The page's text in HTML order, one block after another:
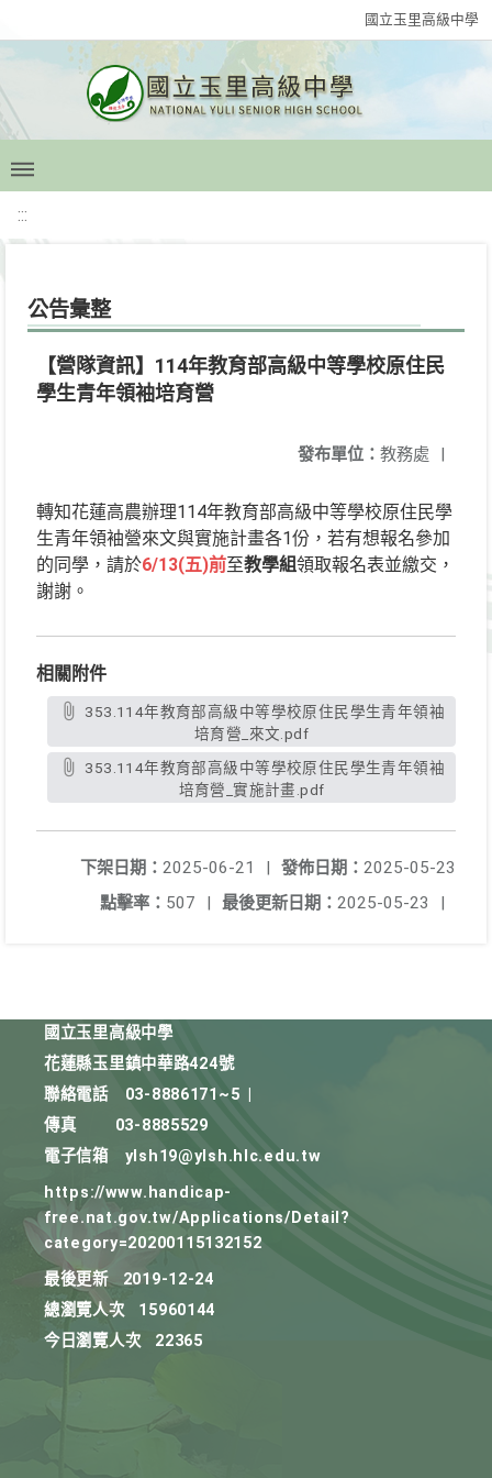
國立玉里高級中學
:::
公告彙整
【營隊資訊】114年教育部高級中等學校原住民
學生青年領袖培育營
發布單位： 教務處 |
轉知花蓮高農辦理114年教育部高級中等學校原住民學
生青年領袖營來文與實施計畫各1份，若有想報名參加
的同學，請於6/13(五)前至教學組領取報名表並繳交，
謝謝。
相關附件
培育營_來文.pdf
培育營_實施計畫.pdf
發佈日期： 2025-05-23
下架日期： 2025-06-21
|
最後更新日期： 2025-05-23 |
點擊率： 507 |
國立玉里高級中學
花蓮縣玉里鎮中華路424號
聯絡電話
03-8886171~5
傳真
03-8885529
電子信箱
ylsh19@ylsh.hlc.edu.tw
https://www.handicap-
free.nat.gov.tw/Applications/Detail?
category=20200115132152
最後更新
2019-12-24
總瀏覽人次
15960144
今日瀏覽人次
22365